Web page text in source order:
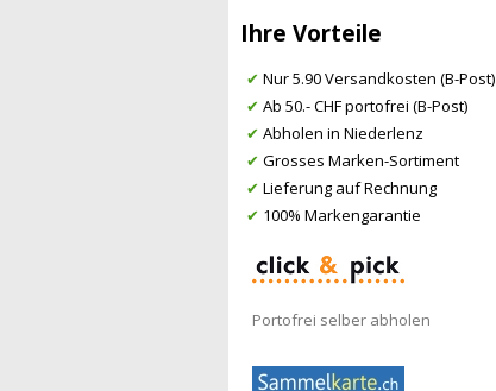
Ihre Vorteile
✔ Nur 5.90 Versandkosten (B-Post)
✔ Ab 50.- CHF portofrei (B-Post)
✔ Abholen in Niederlenz
✔ Grosses Marken-Sortiment
✔ Lieferung auf Rechnung
✔ 100% Markengarantie
Portofrei selber abholen